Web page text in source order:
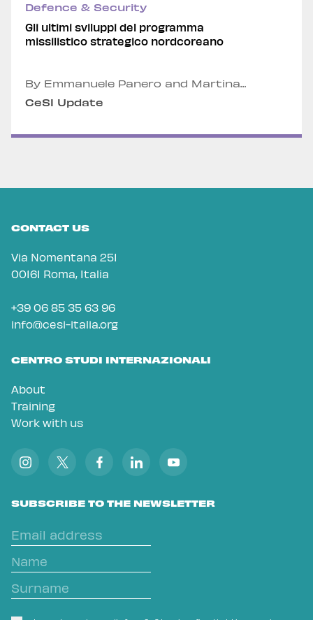
Defence & Security
Gli ultimi sviluppi del programma
missilistico strategico nordcoreano
By Emmanuele Panero and Martina
CeSI Update
CONTACT US
Via Nomentana 251
00161 Roma, Italia
+39 06 85 35 63 96
info@cesi-italia.org
CENTRO STUDI INTERNAZIONALI
About
Training
Work with us
SUBSCRIBE TO THE NEWSLETTER